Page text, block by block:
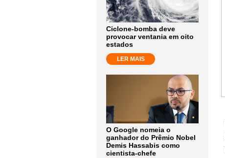
Ciclone-bomba deve
provocar ventania em oito
estados
LER MAIS
O Google nomeia o
ganhador do Prêmio Nobel
Demis Hassabis como
cientista-chefe